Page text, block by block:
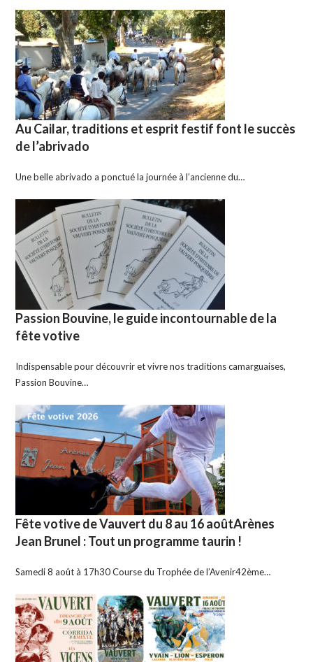
Au Cailar, traditions et esprit festif font le succès
de l’abrivado
Une belle abrivado a ponctué la journée à l’ancienne du…
Passion Bouvine, le guide incontournable de la
fête votive
Indispensable pour découvrir et vivre nos traditions camarguaises,
Passion Bouvine…
Fête votive de Vauvert du 8 au 16 aoûtArènes
Jean Brunel : Tout un programme taurin !
Samedi 8 août à 17h30 Course du Trophée de l’Avenir42ème…